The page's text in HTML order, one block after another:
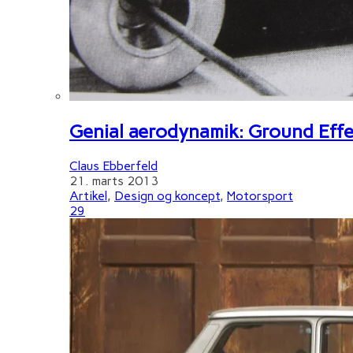
Genial aerodynamik: Ground
Claus Ebberfeld
21. marts 2013
Artikel, Design og koncept, Motorsport
29